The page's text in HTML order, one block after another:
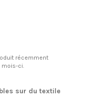
récemment
mois-ci.
sur du textile